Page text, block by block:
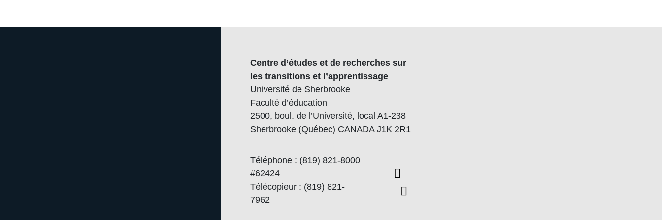
Centre d’études et de recherches sur
les transitions et l’apprentissage
Université de Sherbrooke
Faculté d’éducation
2500, boul. de l’Université, local A1-238
Sherbrooke (Québec) CANADA J1K 2R1
Téléphone : (819) 821-8000
#62424
Télécopieur : (819) 821-
7962